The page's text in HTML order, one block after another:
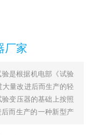
厂家
是根据机电部《试验
量改进后而生产的轻
变压器的基础上按照
而生产的一种新型产